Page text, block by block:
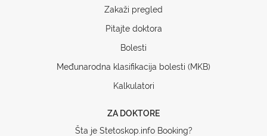
Zakaži pregled
Pitajte doktora
Bolesti
Međunarodna klasifikacija bolesti (MKB)
Kalkulatori
ZA DOKTORE
Šta je Stetoskop.info Booking?